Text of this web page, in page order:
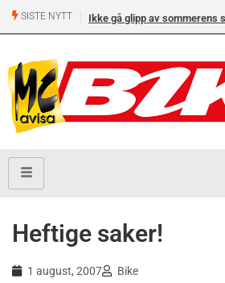
SISTE NYTT Ikke gå glipp av sommerens
Heftige saker!
1 august, 2007 Bike